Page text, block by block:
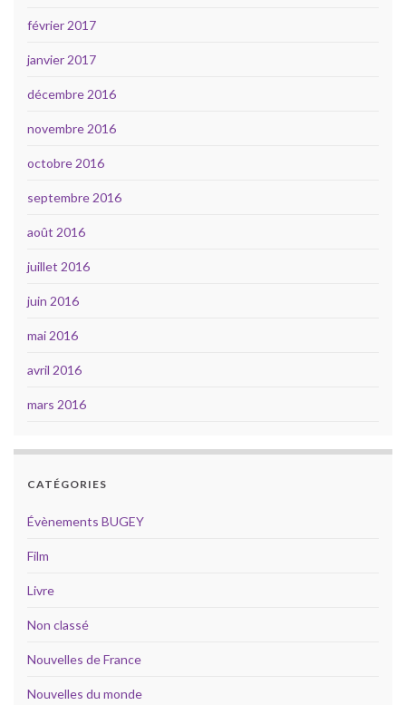
février 2017
janvier 2017
décembre 2016
novembre 2016
octobre 2016
septembre 2016
août 2016
juillet 2016
juin 2016
mai 2016
avril 2016
mars 2016
CATÉGORIES
Évènements BUGEY
Film
Livre
Non classé
Nouvelles de France
Nouvelles du monde